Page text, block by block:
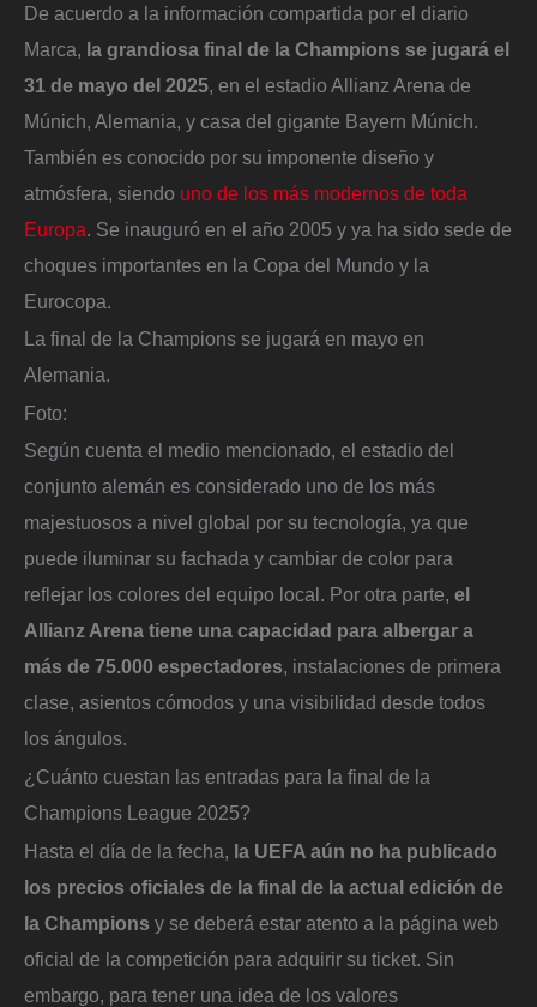
De acuerdo a la información compartida por el diario
Marca, la grandiosa final de la Champions se jugará el
31 de mayo del 2025 , en el estadio Allianz Arena de
Múnich, Alemania, y casa del gigante Bayern Múnich.
También es conocido por su imponente diseño y
atmósfera, siendo uno de los más modernos de toda
Europa . Se inauguró en el año 2005 y ya ha sido sede de
choques importantes en la Copa del Mundo y la
Eurocopa.
La final de la Champions se jugará en mayo en
Alemania.
Foto:
Según cuenta el medio mencionado, el estadio del
conjunto alemán es considerado uno de los más
majestuosos a nivel global por su tecnología, ya que
puede iluminar su fachada y cambiar de color para
reflejar los colores del equipo local. Por otra parte, el
Allianz Arena tiene una capacidad para albergar a
más de 75.000 espectadores, instalaciones de primera
clase, asientos cómodos y una visibilidad desde todos
los ángulos.
¿Cuánto cuestan las entradas para la final de la
Champions League 2025?
Hasta el día de la fecha, la UEFA aún no ha publicado
los precios oficiales de la final de la actual edición de
la Champions y se deberá estar atento a la página web
oficial de la competición para adquirir su ticket. Sin
embargo, para tener una idea de los valores